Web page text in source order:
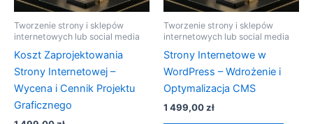
Tworzenie strony i sklepów
internetowych lub social media
Koszt Zaprojektowania
Strony Internetowej –
Wycena i Cennik Projektu
Graficznego
Tworzenie strony i sklepów
internetowych lub social media
Strony Internetowe w
WordPress – Wdrożenie i
Optymalizacja CMS
1 499,00zł